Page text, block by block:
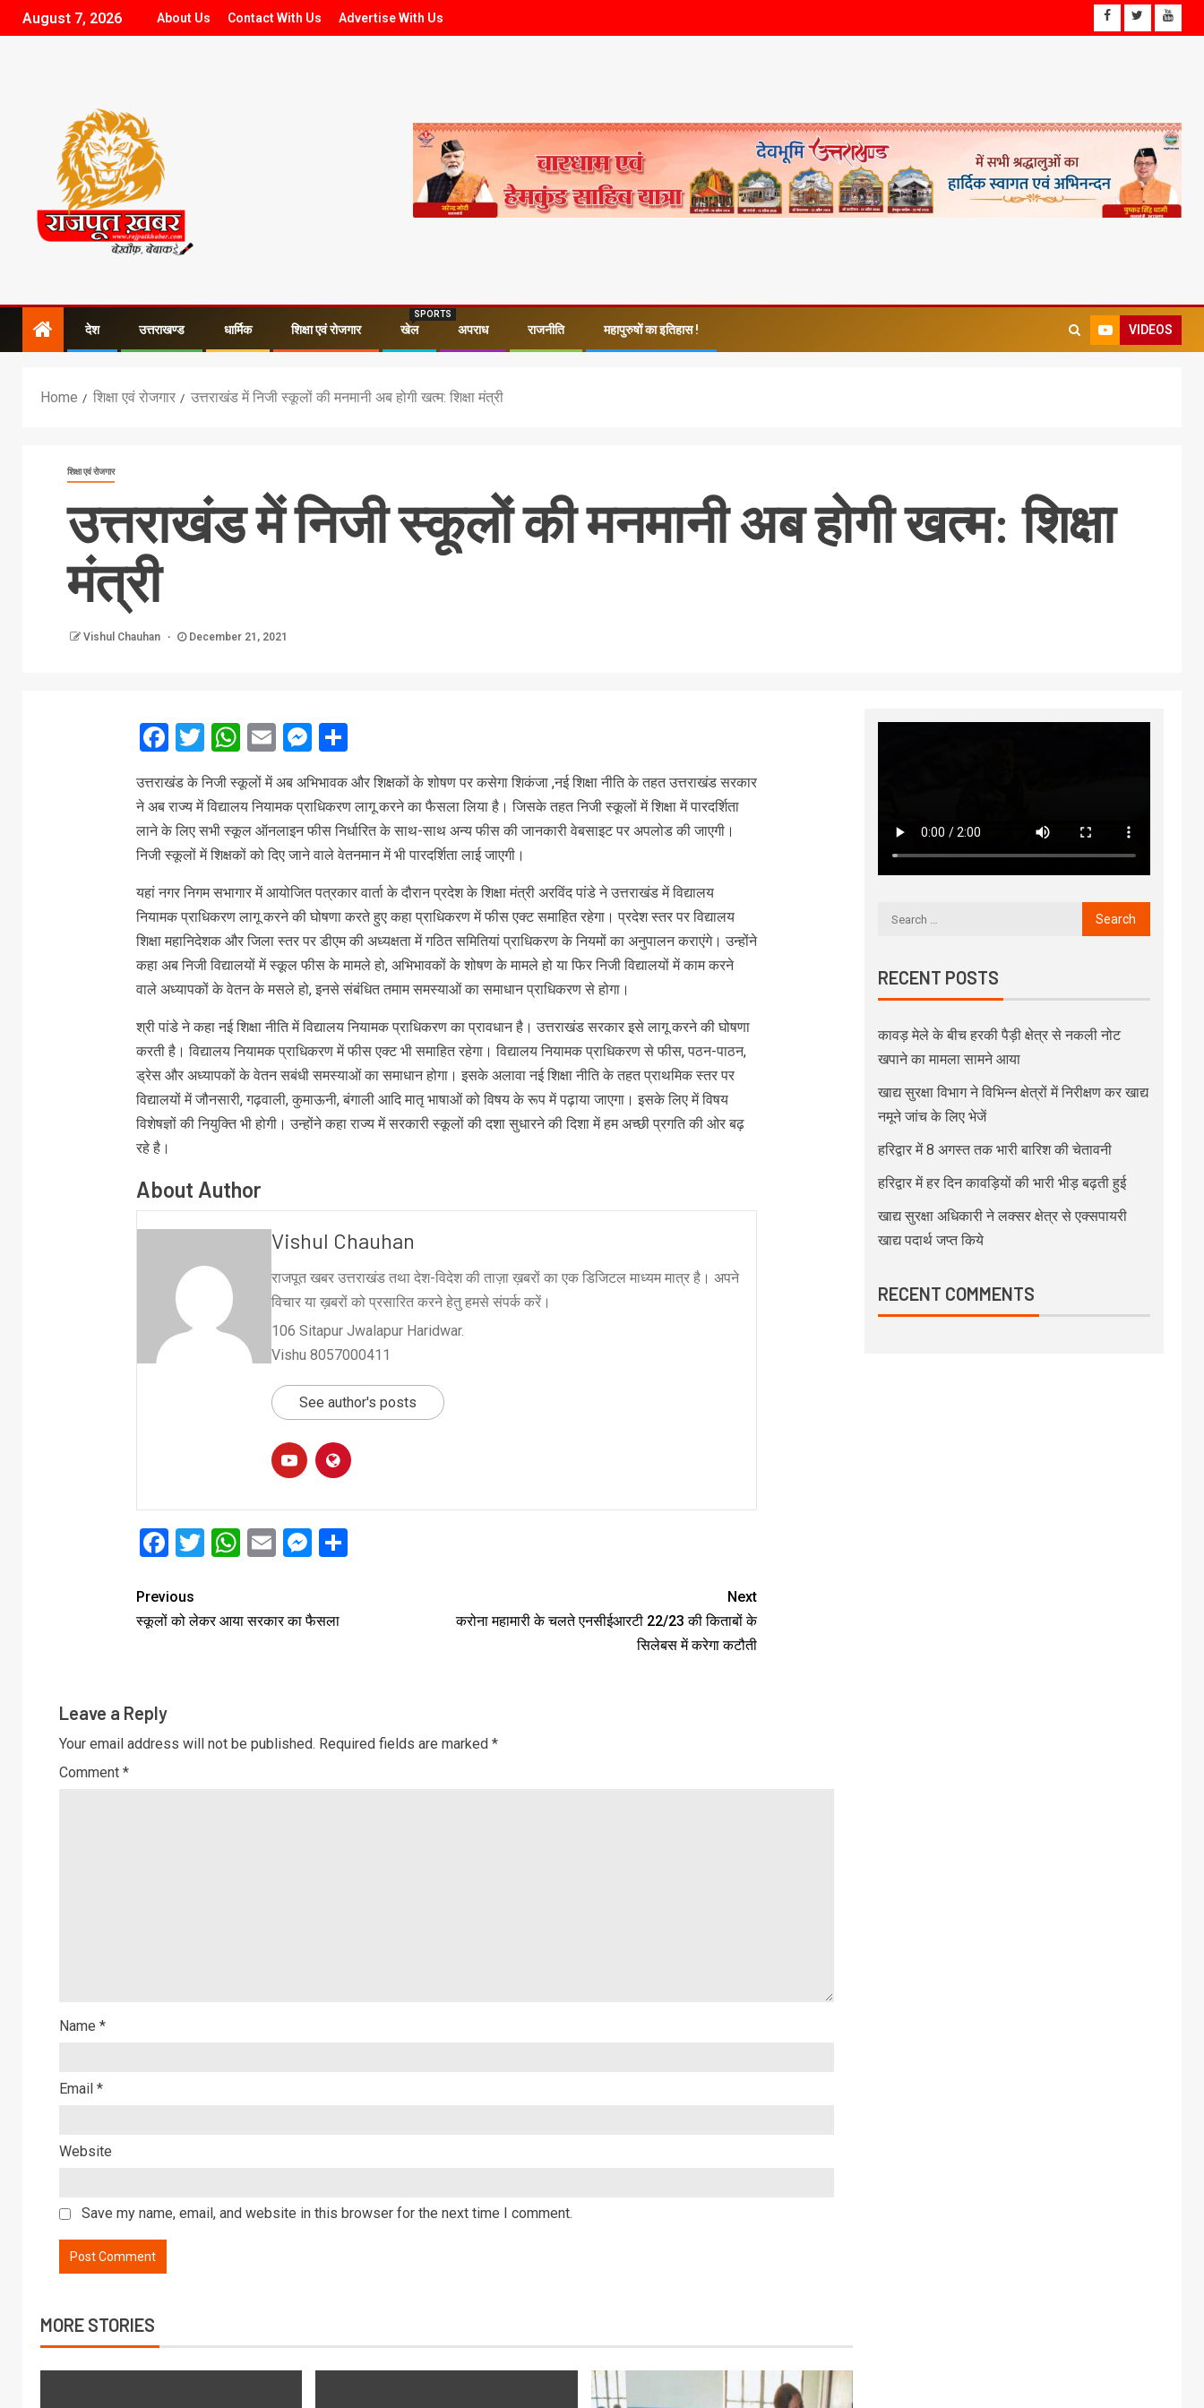
August 7, 2026 About Us Contact With Us Advertise With Us
देश उत्तराखण्ड धार्मिक शिक्षा एवं रोजगार खेल
SPORTS
अपराध राजनीति महापुरुषों का इतिहास ! VIDEOS
Home शिक्षा एवं रोजगार उत्तराखंड में निजी स्कूलों की मनमानी अब होगी खत्म: शिक्षा मंत्री
शिक्षा एवं रोजगार
उत्तराखंड में निजी स्कूलों की मनमानी अब होगी खत्म: शिक्षा
मंत्री
Vishul Chauhan December 21, 2021
Facebook
Twitter
WhatsApp
EmailMessenger
Share
उत्तराखंड के निजी स्कूलों में अब अभिभावक और शिक्षकों के शोषण पर कसेगा शिकंजा ,नई शिक्षा नीति के तहत उत्तराखंड सरकार
ने अब राज्य में विद्यालय नियामक प्राधिकरण लागू करने का फैसला लिया है। जिसके तहत निजी स्कूलों में शिक्षा में पारदर्शिता
लाने के लिए सभी स्कूल ऑनलाइन फीस निर्धारित के साथ-साथ अन्य फीस की जानकारी वेबसाइट पर अपलोड की जाएगी।
निजी स्कूलों में शिक्षकों को दिए जाने वाले वेतनमान में भी पारदर्शिता लाई जाएगी।
यहां नगर निगम सभागार में आयोजित पत्रकार वार्ता के दौरान प्रदेश के शिक्षा मंत्री अरविंद पांडे ने उत्तराखंड में विद्यालय
नियामक प्राधिकरण लागू करने की घोषणा करते हुए कहा प्राधिकरण में फीस एक्ट समाहित रहेगा। प्रदेश स्तर पर विद्यालय
शिक्षा महानिदेशक और जिला स्तर पर डीएम की अध्यक्षता में गठित समितियां प्राधिकरण के नियमों का अनुपालन कराएंगे। उन्होंने
कहा अब निजी विद्यालयों में स्कूल फीस के मामले हो, अभिभावकों के शोषण के मामले हो या फिर निजी विद्यालयों में काम करने
वाले अध्यापकों के वेतन के मसले हो, इनसे संबंधित तमाम समस्याओं का समाधान प्राधिकरण से होगा।
श्री पांडे ने कहा नई शिक्षा नीति में विद्यालय नियामक प्राधिकरण का प्रावधान है। उत्तराखंड सरकार इसे लागू करने की घोषणा
करती है। विद्यालय नियामक प्राधिकरण में फीस एक्ट भी समाहित रहेगा। विद्यालय नियामक प्राधिकरण से फीस, पठन-पाठन,
ड्रेस और अध्यापकों के वेतन सबंधी समस्याओं का समाधान होगा। इसके अलावा नई शिक्षा नीति के तहत प्राथमिक स्तर पर
विद्यालयों में जौनसारी, गढ़वाली, कुमाऊनी, बंगाली आदि मातृ भाषाओं को विषय के रूप में पढ़ाया जाएगा। इसके लिए में विषय
विशेषज्ञों की नियुक्ति भी होगी। उन्होंने कहा राज्य में सरकारी स्कूलों की दशा सुधारने की दिशा में हम अच्छी प्रगति की ओर बढ़
रहे है।
About Author
Vishul Chauhan
राजपूत खबर उत्तराखंड तथा देश-विदेश की ताज़ा ख़बरों का एक डिजिटल माध्यम मात्र है। अपने
विचार या ख़बरों को प्रसारित करने हेतु हमसे संपर्क करें।
106 Sitapur Jwalapur Haridwar.
Vishu 8057000411
See author's posts
Facebook
Twitter
WhatsApp
EmailMessenger
Share
Previous
स्कूलों को लेकर आया सरकार का फैसला
Next
करोना महामारी के चलते एनसीईआरटी 22/23 की किताबों के
सिलेबस में करेगा कटौती
Leave a Reply
Your email address will not be published. Required fields are marked *
Comment *
Name *
Email *
Website
Save my name, email, and website in this browser for the next time I comment.
MORE STORIES
RECENT POSTS
कावड़ मेले के बीच हरकी पैड़ी क्षेत्र से नकली नोट
खपाने का मामला सामने आया
खाद्य सुरक्षा विभाग ने विभिन्न क्षेत्रों में निरीक्षण कर खाद्य
नमूने जांच के लिए भेजें
हरिद्वार में 8 अगस्त तक भारी बारिश की चेतावनी
हरिद्वार में हर दिन कावड़ियों की भारी भीड़ बढ़ती हुई
खाद्य सुरक्षा अधिकारी ने लक्सर क्षेत्र से एक्सपायरी
खाद्य पदार्थ जप्त किये
RECENT COMMENTS